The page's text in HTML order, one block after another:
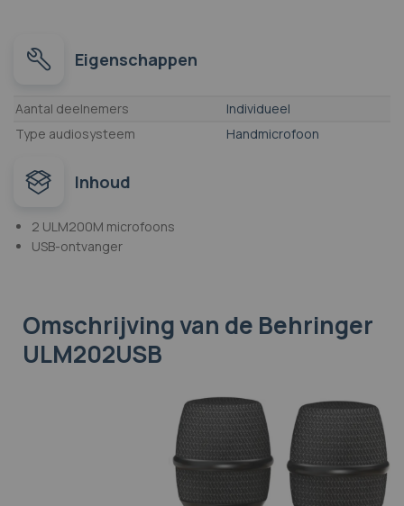
Eigenschappen
Eigenschappen
Aantal deelnemers
Individueel
Type audiosysteem
Handmicrofoon
Inhoud
2 ULM200M microfoons
USB-ontvanger
Omschrijvingvan de Behringer
ULM202USB